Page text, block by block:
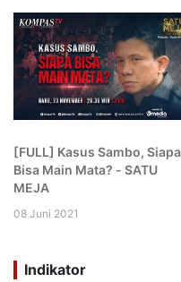
[FULL] Kasus Sambo, Siapa
Bisa Main Mata? - SATU
MEJA
08 Juni 2021
Indikator